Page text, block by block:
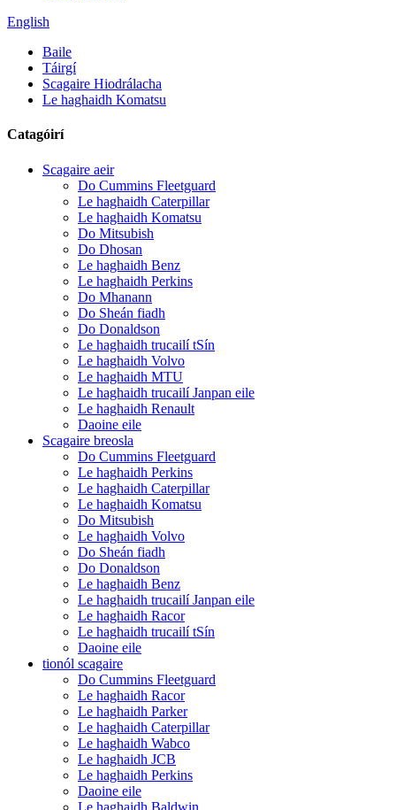
English
Baile
Táirgí
Scagaire Hiodrálacha
Le haghaidh Komatsu
Catagóirí
Scagaire aeir
Do Cummins Fleetguard
Le haghaidh Caterpillar
Le haghaidh Komatsu
Do Mitsubish
Do Dhosan
Le haghaidh Benz
Le haghaidh Perkins
Do Mhanann
Do Sheán fiadh
Do Donaldson
Le haghaidh trucailí tSín
Le haghaidh Volvo
Le haghaidh MTU
Le haghaidh trucailí Janpan eile
Le haghaidh Renault
Daoine eile
Scagaire breosla
Do Cummins Fleetguard
Le haghaidh Perkins
Le haghaidh Caterpillar
Le haghaidh Komatsu
Do Mitsubish
Le haghaidh Volvo
Do Sheán fiadh
Do Donaldson
Le haghaidh Benz
Le haghaidh trucailí Janpan eile
Le haghaidh Racor
Le haghaidh trucailí tSín
Daoine eile
tionól scagaire
Do Cummins Fleetguard
Le haghaidh Racor
Le haghaidh Parker
Le haghaidh Caterpillar
Le haghaidh Wabco
Le haghaidh JCB
Le haghaidh Perkins
Daoine eile
Le haghaidh Baldwin